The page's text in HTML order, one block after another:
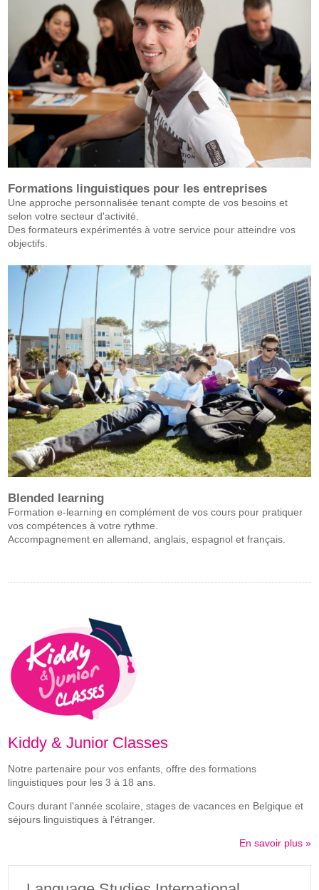
Formations linguistiques pour les entreprises
Une approche personnalisée tenant compte de vos besoins et
selon votre secteur d'activité.
Des formateurs expérimentés à votre service pour atteindre vos
objectifs.
Blended learning
Formation e-learning en complément de vos cours pour pratiquer
vos compétences à votre rythme.
Accompagnement en allemand, anglais, espagnol et français.
Kiddy & Junior Classes
Notre partenaire pour vos enfants, offre des formations
linguistiques pour les 3 à 18 ans.
Cours durant l'année scolaire, stages de vacances en Belgique et
séjours linguistiques à l'étranger.
En savoir plus »